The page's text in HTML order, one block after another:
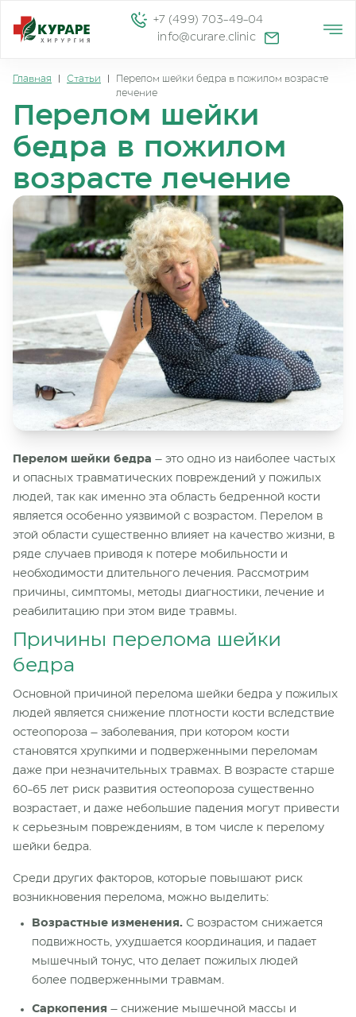
+7 (499) 703-49-04
info@curare.clinic
Главная Статьи
Перелом шейки бедра в пожилом возрасте
лечение
Перелом шейки
бедра в пожилом
возрасте лечение
Перелом шейки бедра – это одно из наиболее частых
и опасных травматических повреждений у пожилых
людей, так как именно эта область бедренной кости
является особенно уязвимой с возрастом. Перелом в
этой области существенно влияет на качество жизни, в
ряде случаев приводя к потере мобильности и
необходимости длительного лечения. Рассмотрим
причины, симптомы, методы диагностики, лечение и
реабилитацию при этом виде травмы.
Причины перелома шейки
бедра
Основной причиной перелома шейки бедра у пожилых
людей является снижение плотности кости вследствие
остеопороза – заболевания, при котором кости
становятся хрупкими и подверженными переломам
даже при незначительных травмах. В возрасте старше
60-65 лет риск развития остеопороза существенно
возрастает, и даже небольшие падения могут привести
к серьезным повреждениям, в том числе к перелому
шейки бедра.
Среди других факторов, которые повышают риск
возникновения перелома, можно выделить:
Возрастные изменения. С возрастом снижается
подвижность, ухудшается координация, и падает
мышечный тонус, что делает пожилых людей
более подверженными травмам.
Саркопения – снижение мышечной массы и